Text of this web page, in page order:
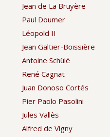
Jean de La Bruyère
Paul Doumer
Léopold II
Jean Galtier-Boissière
Antoine Schülé
René Cagnat
Juan Donoso Cortés
Pier Paolo Pasolini
Jules Vallès
Alfred de Vigny